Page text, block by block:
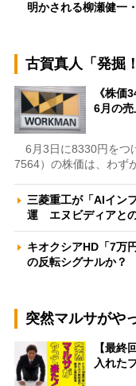
明かされる柳瀬健一
古賀真人「発掘
《株価
6月の
6月3日に8330円をつ
7564）の株価は、わず
三菱重工が「AIイン
運 エヌビディアと
キオクシアHD「7万
の反転シグナルか
突然マルサがや
【最終
入れた